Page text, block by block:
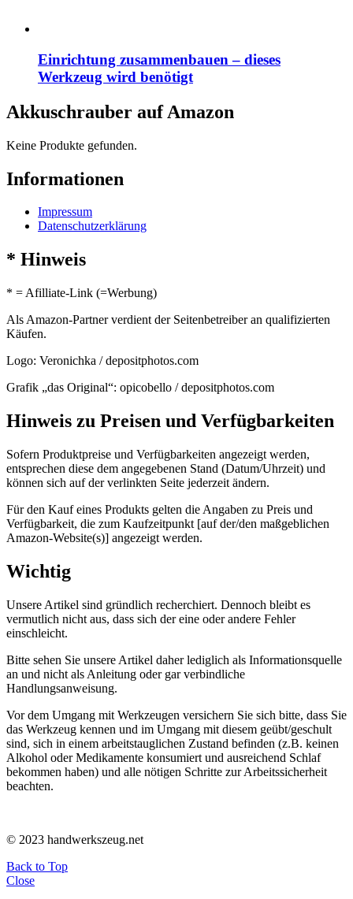
Einrichtung zusammenbauen – dieses
Werkzeug wird benötigt
Akkuschrauber auf Amazon
Keine Produkte gefunden.
Informationen
Impressum
Datenschutzerklärung
* Hinweis
* = Afilliate-Link (=Werbung)
Als Amazon-Partner verdient der Seitenbetreiber an qualifizierten
Käufen.
Logo: Veronichka / depositphotos.com
Grafik „das Original“: opicobello / depositphotos.com
Hinweis zu Preisen und Verfügbarkeiten
Sofern Produktpreise und Verfügbarkeiten angezeigt werden,
entsprechen diese dem angegebenen Stand (Datum/Uhrzeit) und
können sich auf der verlinkten Seite jederzeit ändern.
Für den Kauf eines Produkts gelten die Angaben zu Preis und
Verfügbarkeit, die zum Kaufzeitpunkt [auf der/den maßgeblichen
Amazon-Website(s)] angezeigt werden.
Wichtig
Unsere Artikel sind gründlich recherchiert. Dennoch bleibt es
vermutlich nicht aus, dass sich der eine oder andere Fehler
einschleicht.
Bitte sehen Sie unsere Artikel daher lediglich als Informationsquelle
an und nicht als Anleitung oder gar verbindliche
Handlungsanweisung.
Vor dem Umgang mit Werkzeugen versichern Sie sich bitte, dass Sie
das Werkzeug kennen und im Umgang mit diesem geübt/geschult
sind, sich in einem arbeitstauglichen Zustand befinden (z.B. keinen
Alkohol oder Medikamente konsumiert und ausreichend Schlaf
bekommen haben) und alle nötigen Schritte zur Arbeitssicherheit
beachten.
© 2023 handwerkszeug.net
Back to Top
Close